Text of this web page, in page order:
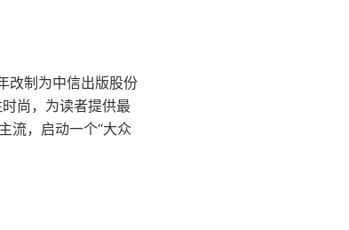
改制为中信出版股份
尚，为读者提供最
流，启动一个“大众